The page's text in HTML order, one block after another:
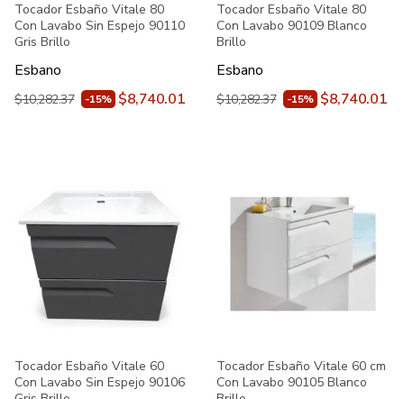
Tocador Esbaño Vitale 80
Con Lavabo Sin Espejo 90110
Gris Brillo
Esbano
$10,282.37 -15% $8,740.01
Tocador Esbaño Vitale 80
Con Lavabo 90109 Blanco
Brillo
Esbano
$10,282.37 -15% $8,740.01
Tocador Esbaño Vitale 60
Con Lavabo Sin Espejo 90106
Tocador Esbaño Vitale 60 cm
Con Lavabo 90105 Blanco